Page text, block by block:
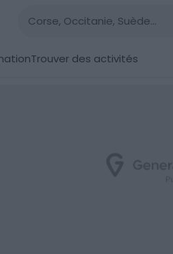
Trouver des activités